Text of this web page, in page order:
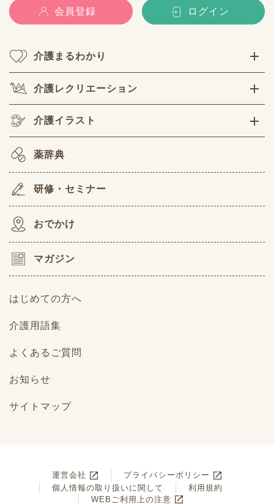
会員登録 ログイン
介護まるわかり
介護レクリエーション
介護イラスト
薬辞典
研修・セミナー
おでかけ
マガジン
はじめての方へ
介護用語集
よくあるご質問
お知らせ
サイトマップ
運営会社
プライバシーポリシー
個人情報の取り扱いに関して
利用規約
WEBご利用上の注意